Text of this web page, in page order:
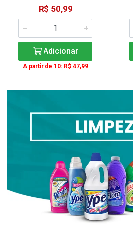
R$ 50,99
Adicionar
A partir de 10: R$ 47,99